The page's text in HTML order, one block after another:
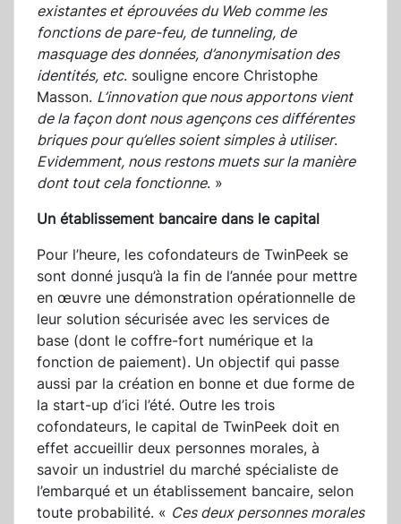
existantes et éprouvées du Web comme les
fonctions de pare-feu, de tunneling, de
masquage des données, d’anonymisation des
identités, etc. souligne encore Christophe
Masson. L’innovation que nous apportons vient
de la façon dont nous agençons ces différentes
briques pour qu’elles soient simples à utiliser.
Evidemment, nous restons muets sur la manière
dont tout cela fonctionne. »
Un établissement bancaire dans le capital
Pour l’heure, les cofondateurs de TwinPeek se
sont donné jusqu’à la fin de l’année pour mettre
en œuvre une démonstration opérationnelle de
leur solution sécurisée avec les services de
base (dont le coffre-fort numérique et la
fonction de paiement). Un objectif qui passe
aussi par la création en bonne et due forme de
la start-up d’ici l’été. Outre les trois
cofondateurs, le capital de TwinPeek doit en
effet accueillir deux personnes morales, à
savoir un industriel du marché spécialiste de
l’embarqué et un établissement bancaire, selon
toute probabilité. « Ces deux personnes morales